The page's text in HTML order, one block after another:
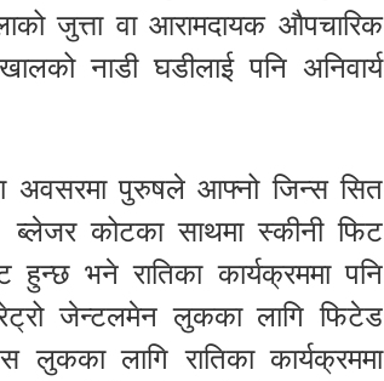
जुत्ता वा आरामदायक औपचारिक
नाडी घडीलाई पनि अनिवार्य
अवसरमा पुरुषले आफ्नो जिन्स सित
कोटका साथमा स्कीनी फिट
हुन्छ भने रातिका कार्यक्रममा पनि
जेन्टलमेन लुकका लागि फिटेड
लागि रातिका कार्यक्रममा